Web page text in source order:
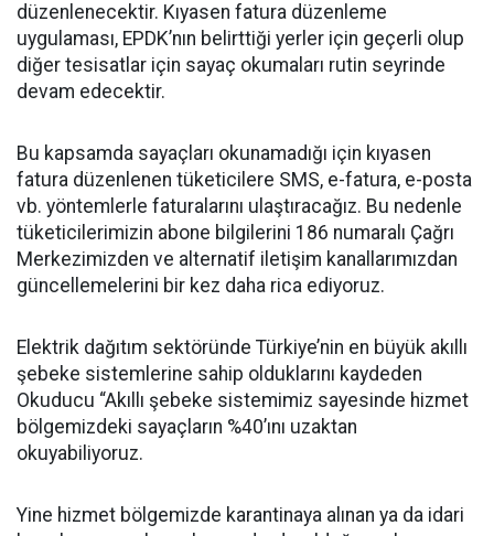
düzenlenecektir. Kıyasen fatura düzenleme
uygulaması, EPDK’nın belirttiği yerler için geçerli olup
diğer tesisatlar için sayaç okumaları rutin seyrinde
devam edecektir.
Bu kapsamda sayaçları okunamadığı için kıyasen
fatura düzenlenen tüketicilere SMS, e-fatura, e-posta
vb. yöntemlerle faturalarını ulaştıracağız. Bu nedenle
tüketicilerimizin abone bilgilerini 186 numaralı Çağrı
Merkezimizden ve alternatif iletişim kanallarımızdan
güncellemelerini bir kez daha rica ediyoruz.
Elektrik dağıtım sektöründe Türkiye’nin en büyük akıllı
şebeke sistemlerine sahip olduklarını kaydeden
Okuducu “Akıllı şebeke sistemimiz sayesinde hizmet
bölgemizdeki sayaçların %40’ını uzaktan
okuyabiliyoruz.
Yine hizmet bölgemizde karantinaya alınan ya da idari